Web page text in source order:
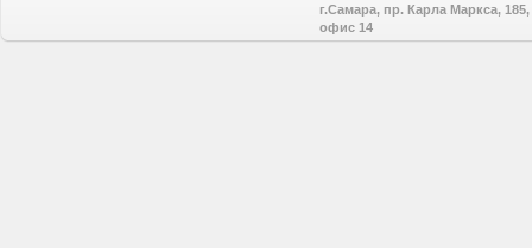
г.Самара, пр. Карла Маркса, 185,
офис 14